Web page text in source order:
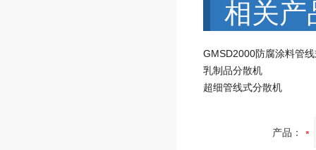
相关产
乳制品分散机
超细管线式分散机
产品：